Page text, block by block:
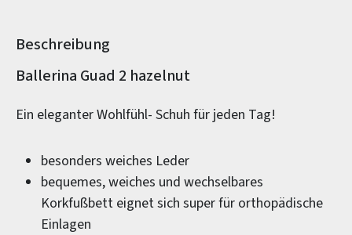
Beschreibung
Produktinformationen
Ballerina Guad 2 hazelnut
Ein eleganter Wohlfühl- Schuh für jeden Tag!
besonders weiches Leder
bequemes, weiches und wechselbares
Korkfußbett eignet sich super für orthopädische
Einlagen